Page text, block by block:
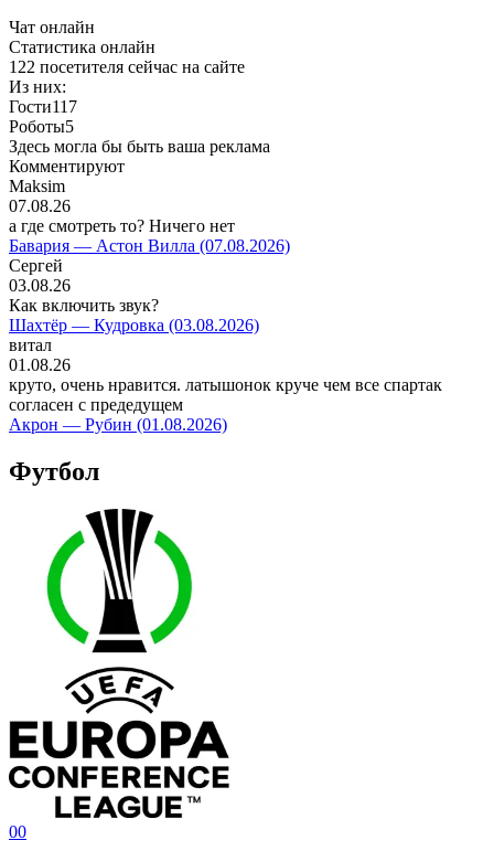
Чат онлайн
Cтатистика онлайн
122 посетителя сейчас на сайте
Из них:
Гости117
Роботы5
Здесь могла бы быть ваша реклама
Комментируют
Maksim
07.08.26
а где смотреть то? Ничего нет
Бавария — Астон Вилла (07.08.2026)
Сергей
03.08.26
Как включить звук?
Шахтёр — Кудровка (03.08.2026)
витал
01.08.26
круто, очень нравится. латышонок круче чем все спартак
согласен с предедущем
Акрон — Рубин (01.08.2026)
Футбол
00